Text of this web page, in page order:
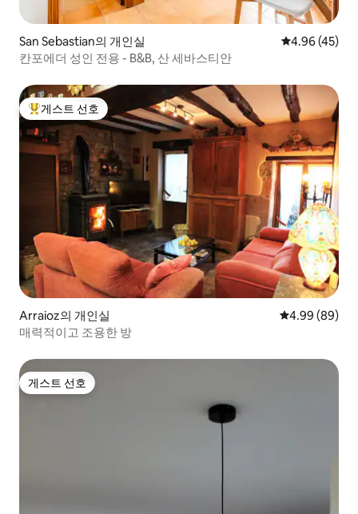
San Sebastian의 개인실 평점 4.96점(5
4.96 (45)
칸포에더 성인 전용 - B&B, 산 세바스티안
상위 게스트 선호
게스트 선호
Arraioz의 개인실 평점 4.99점(5
4.99 (89)
매력적이고 조용한 방
게스트 선호
게스트 선호